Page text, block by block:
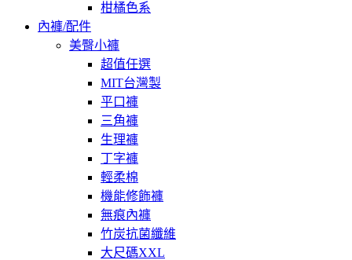
柑橘色系
內褲/配件
美臀小褲
超值任選
MIT台灣製
平口褲
三角褲
生理褲
丁字褲
輕柔棉
機能修飾褲
無痕內褲
竹炭抗菌纖維
大尺碼XXL